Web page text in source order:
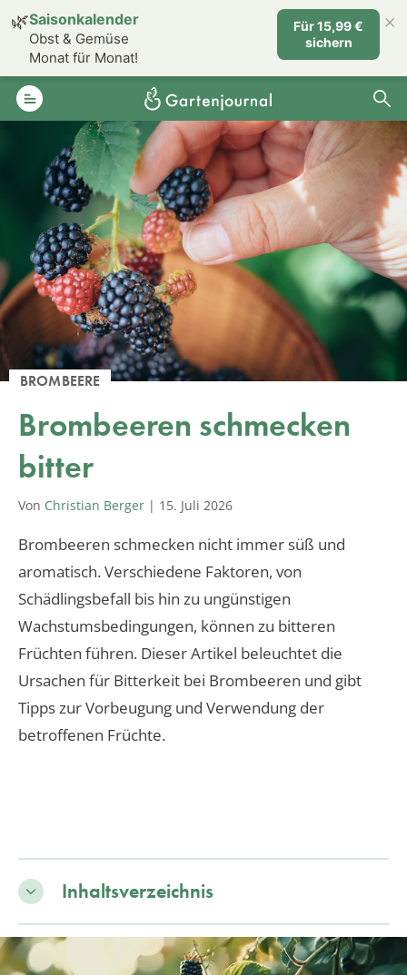
BROMBEERE
Brombeeren schmecken
bitter
Von Christian Berger | 15. Juli 2026
Brombeeren schmecken nicht immer süß und
aromatisch. Verschiedene Faktoren, von
Schädlingsbefall bis hin zu ungünstigen
Wachstumsbedingungen, können zu bitteren
Früchten führen. Dieser Artikel beleuchtet die
Ursachen für Bitterkeit bei Brombeeren und gibt
Tipps zur Vorbeugung und Verwendung der
betroffenen Früchte.
Inhaltsverzeichnis
🌿Saisonkalender
Obst & Gemüse
Monat für Monat!
Für 15,99 €
sichern
×